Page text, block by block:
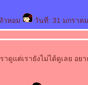
วหอม วันที่: 31 มกราค
าดูแต่เรายังไม่ได้ดูเลย อย